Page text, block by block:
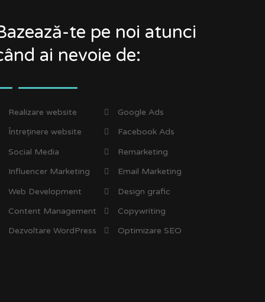
te pe noi atunci
ai nevoie de:
Realizare website
Întreținere website
Social Media
Influencer Marketing
Web Development
Content Management
Dezvoltare WordPress
Google Ads
Facebook Ads
Remarketing
Email Marketing
Design grafic
Copywriting
Optimizare SEO